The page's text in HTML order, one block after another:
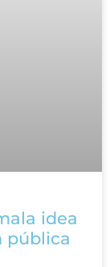
idea
pública